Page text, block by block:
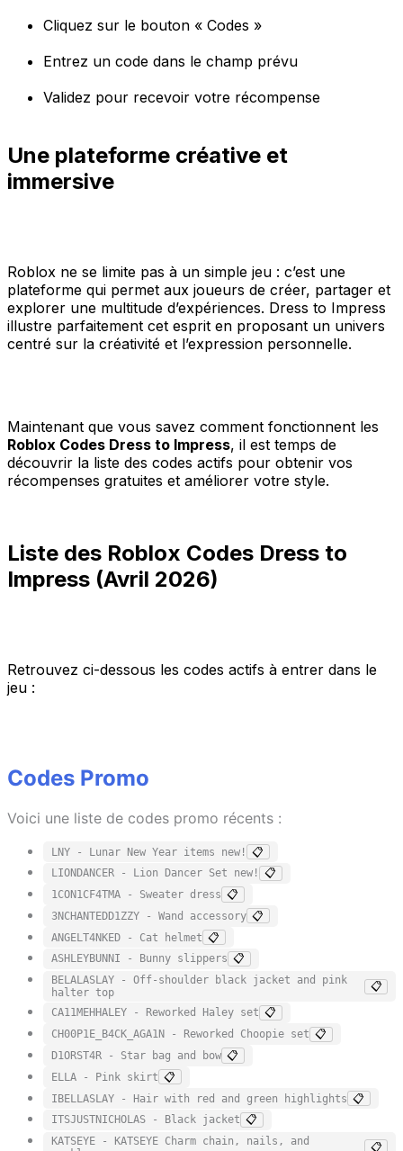
Cliquez sur le bouton « Codes »
Entrez un code dans le champ prévu
Validez pour recevoir votre récompense
Une plateforme créative et
immersive
Roblox ne se limite pas à un simple jeu : c’est une
plateforme qui permet aux joueurs de créer, partager et
explorer une multitude d’expériences. Dress to Impress
illustre parfaitement cet esprit en proposant un univers
centré sur la créativité et l’expression personnelle.
Maintenant que vous savez comment fonctionnent les
Roblox Codes Dress to Impress, il est temps de
découvrir la liste des codes actifs pour obtenir vos
récompenses gratuites et améliorer votre style.
Liste des Roblox Codes Dress to
Impress (Avril 2026)
Retrouvez ci-dessous les codes actifs à entrer dans le
jeu :
Codes Promo
Voici une liste de codes promo récents :
LNY - Lunar New Year items new! 📋
LIONDANCER - Lion Dancer Set new! 📋
1CON1CF4TMA - Sweater dress 📋
3NCHANTEDD1ZZY - Wand accessory 📋
ANGELT4NKED - Cat helmet 📋
ASHLEYBUNNI - Bunny slippers 📋
BELALASLAY - Off-shoulder black jacket and pink
halter top
📋
CA11MEHHALEY - Reworked Haley set 📋
CH00P1E_B4CK_AGA1N - Reworked Choopie set 📋
D1ORST4R - Star bag and bow 📋
ELLA - Pink skirt 📋
IBELLASLAY - Hair with red and green highlights 📋
ITSJUSTNICHOLAS - Black jacket 📋
KATSEYE - KATSEYE Charm chain, nails, and
📋